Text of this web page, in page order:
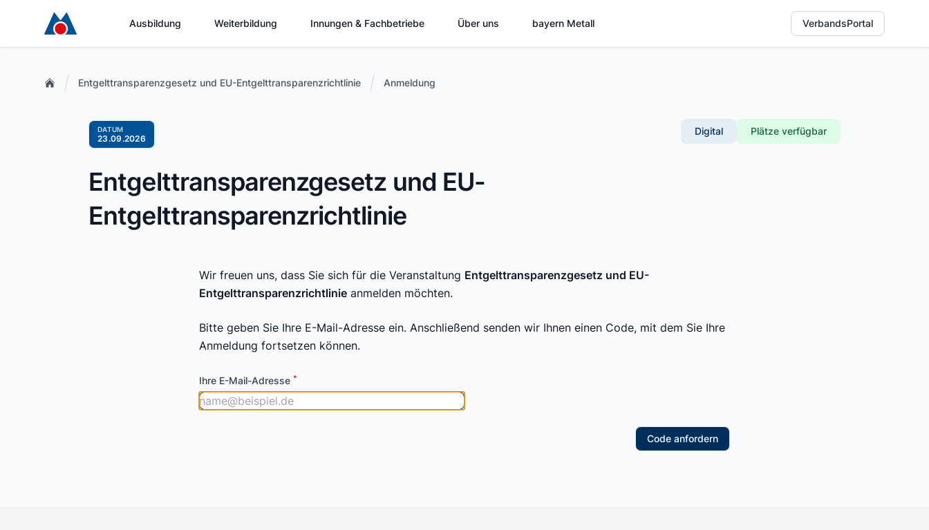
Ausbildung Weiterbildung Innungen & Fachbetriebe Über uns bayern Metall VerbandsPortal
Entgelttransparenzgesetz und EU-Entgelttransparenzrichtlinie Anmeldung
DATUM
23.09.2026
Entgelttransparenzgesetz und EU-
Entgelttransparenzrichtlinie
Digital Plätze verfügbar
Wir freuen uns, dass Sie sich für die Veranstaltung Entgelttransparenzgesetz und EU-
Entgelttransparenzrichtlinie anmelden möchten.
Bitte geben Sie Ihre E-Mail-Adresse ein. Anschließend senden wir Ihnen einen Code, mit dem Sie Ihre
Anmeldung fortsetzen können.
Ihre E-Mail-Adresse *
Code anfordern